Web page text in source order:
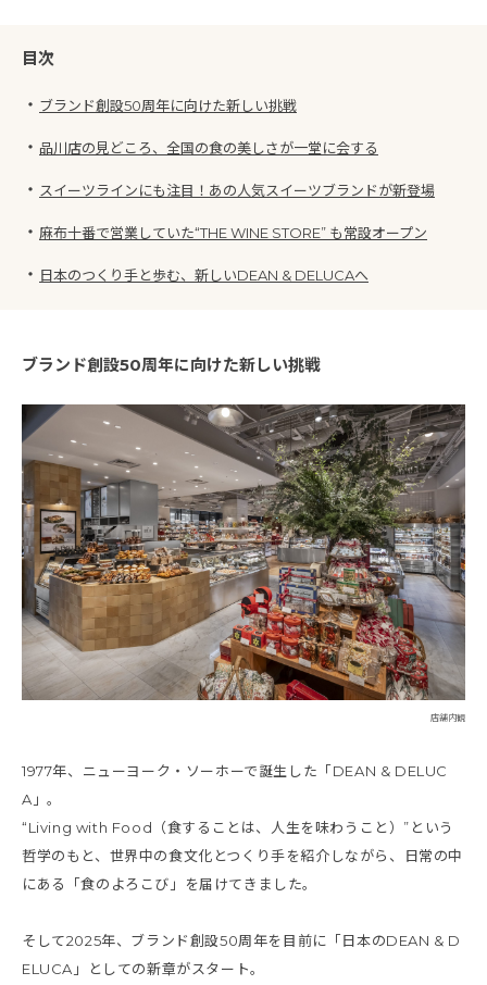
目次
・ ブランド創設50周年に向けた新しい挑戦
・ 品川店の見どころ、全国の食の美しさが一堂に会する
・ スイーツラインにも注目！あの人気スイーツブランドが新登場
・ 麻布十番で営業していた“THE WINE STORE” も常設オープン
・ 日本のつくり手と歩む、新しいDEAN & DELUCAへ
ブランド創設50周年に向けた新しい挑戦
店舗内観
1977年、ニューヨーク・ソーホーで誕生した「DEAN & DELUC
A」。
“Living with Food（食することは、人生を味わうこと）”という
哲学のもと、世界中の食文化とつくり手を紹介しながら、日常の中
にある「食のよろこび」を届けてきました。
そして2025年、ブランド創設50周年を目前に「日本のDEAN & D
ELUCA」としての新章がスタート。